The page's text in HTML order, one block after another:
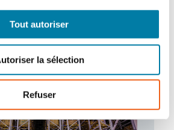
Tout autoriser
la sélection
Refuser
gants de protection est
évolutions, tant
la fabrication que sur…